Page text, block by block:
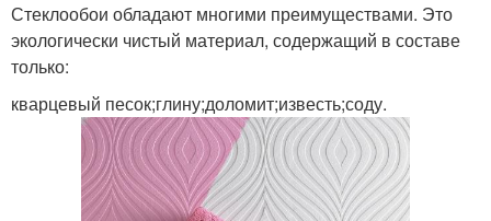
Стеклообои обладают многими преимуществами. Это
экологически чистый материал, содержащий в составе
только:
кварцевый песок;глину;доломит;известь;соду.